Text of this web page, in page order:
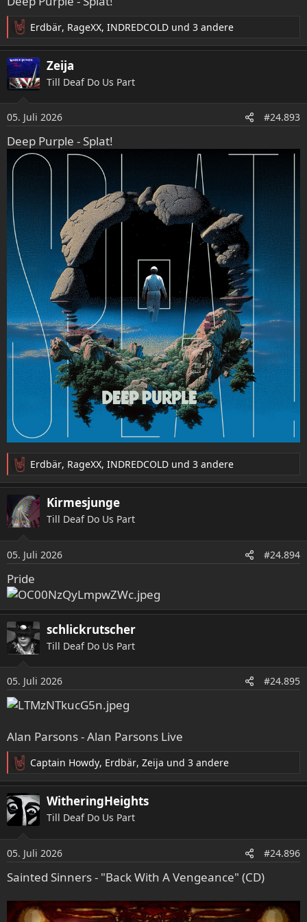
R
e
a
k
t
o
n
e
n
:
Erdbär, RageXX, INDREDCOLD und 3 andere
Zeija
Till Deaf Do Us Part
05. Juli 2026 #24.893
Deep Purple - Splat!
R
e
k
t
n
e
n
:
Erdbär, RageXX, INDREDCOLD und 3 andere
Kirmesjunge
Till Deaf Do Us Part
05. Juli 2026 #24.894
Pride
schlickrutscher
Till Deaf Do Us Part
05. Juli 2026 #24.895
Alan Parsons - Alan Parsons Live
R
e
a
k
t
n
e
n
:
Captain Howdy, Erdbär, Zeija und 3 andere
WitheringHeights
Till Deaf Do Us Part
05. Juli 2026 #24.896
Sainted Sinners - "Back With A Vengeance" (CD)